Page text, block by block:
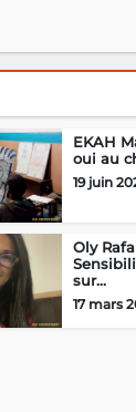
EKAH
oui au
19 juin
Oly
sur...
17 mars